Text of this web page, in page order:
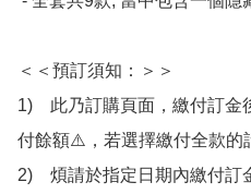
＜＜預訂須知：＞＞
1)　此乃訂購頁面，繳付訂
付餘額⚠️，若選擇繳付全款的
2)　煩請於指定日期內繳付